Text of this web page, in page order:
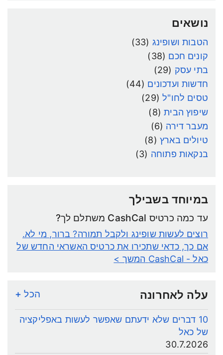
נושאים
הטבות ושופינג (33)
קונים חכם (38)
בתי עסק (29)
חדשות ועדכונים (44)
טסים לחו"ל(29)
שיפוץ הבית(8)
מעבר דירה (6)
טיולים בארץ(8)
בנקאות פתוחה (3)
במיוחד בשבילך
עד כמה כרטיס CashCal משתלם לך?
רוצים לעשות שופינג ולקבל תמורה? ברור, מי לא.
אם כך, כדאי שתכירו את כרטיס האשראי החדש של
כאל - CashCal
המשך >
עלה לאחרונה הכל +
10 דברים שלא ידעתם שאפשר לעשות באפליקציה
של כאל
30.7.2026